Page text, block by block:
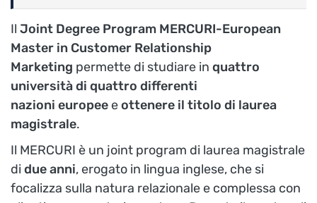
Il Joint Degree Program MERCURI-European
Master in Customer Relationship
Marketing permette di studiare in quattro
università di quattro differenti
nazioni europee eottenere il titolo di laurea
magistrale.
Il MERCURI è un joint program di laurea magistrale
di due anni, erogato in lingua inglese, che si
focalizza sulla natura relazionale e complessa con